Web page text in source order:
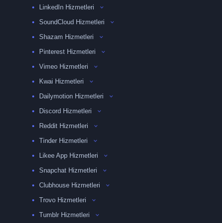
LinkedIn Hizmetleri
SoundCloud Hizmetleri
Shazam Hizmetleri
Pinterest Hizmetleri
Vimeo Hizmetleri
Kwai Hizmetleri
Dailymotion Hizmetleri
Discord Hizmetleri
Reddit Hizmetleri
Tinder Hizmetleri
Likee App Hizmetleri
Snapchat Hizmetleri
Clubhouse Hizmetleri
Trovo Hizmetleri
Tumblr Hizmetleri